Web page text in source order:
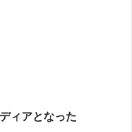
ィアとなった